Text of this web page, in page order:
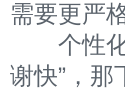
需要更严
个性化
谢快”，